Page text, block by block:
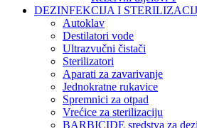
DEZINFEKCIJA I
Autoklav
Destilatori vode
Ultrazvučni čistači
Sterilizatori
Aparati za zavarivanje
Jednokratne rukavice
Spremnici za otpad
Vrećice za sterilizaciju
BARBICIDE sredstva za